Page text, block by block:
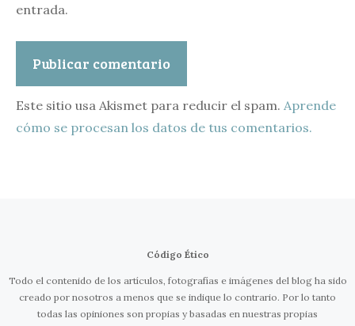
entrada.
Este sitio usa Akismet para reducir el spam. Aprende
cómo se procesan los datos de tus comentarios.
Código Ético
Todo el contenido de los artículos, fotografías e imágenes del blog ha sido
creado por nosotros a menos que se indique lo contrario. Por lo tanto
todas las opiniones son propias y basadas en nuestras propias